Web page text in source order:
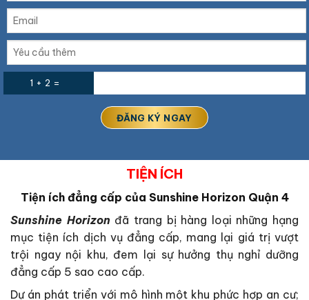
1 + 2 =
TIỆN ÍCH
Tiện ích đẳng cấp của Sunshine Horizon Quận 4
Sunshine Horizon đã trang bị hàng loại những hạng
mục tiện ích dịch vụ đẳng cấp, mang lại giá trị vượt
trội ngay nội khu, đem lại sự hưởng thụ nghỉ dưỡng
đẳng cấp 5 sao cao cấp.
Dự án phát triển với mô hình một khu phức hợp an cư;